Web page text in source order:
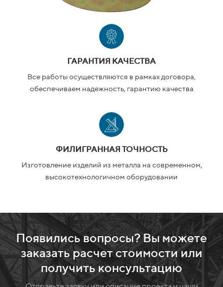
ГАРАНТИЯ КАЧЕСТВА
Все работы осуществляются в рамках договора,
обеспечиваем надежность, гарантию качества
ФИЛИГРАННАЯ ТОЧНОСТЬ
Изготовление изделий из металла на современном,
высокотехнологичном оборудовании
Появились вопросы? Вы можете
заказать расчет стоимости или
получить консультацию